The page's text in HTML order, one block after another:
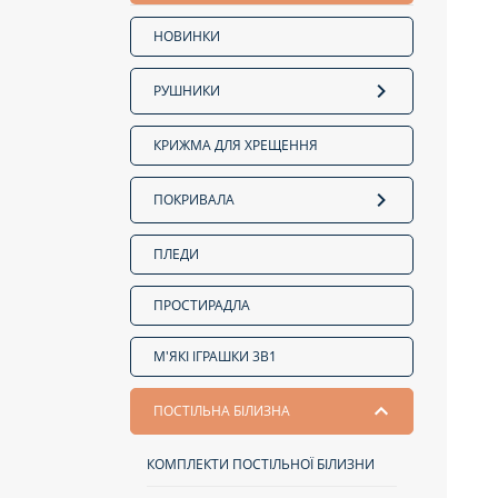
НОВИНКИ
РУШНИКИ
КРИЖМА ДЛЯ ХРЕЩЕННЯ
ПОКРИВАЛА
ПЛЕДИ
ПРОСТИРАДЛА
М'ЯКІ ІГРАШКИ 3В1
ПОСТІЛЬНА БІЛИЗНА
КОМПЛЕКТИ ПОСТІЛЬНОЇ БІЛИЗНИ